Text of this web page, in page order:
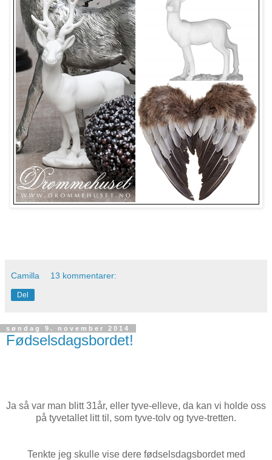
Camilla 13 kommentarer:
Del
søndag 9. november 2014
Fødselsdagsbordet!
Ja så var man blitt 31år, eller tyve-elleve, da kan vi holde oss
på tyvetallet litt til, som tyve-tolv og tyve-tretten.
Tenkte jeg skulle vise dere fødselsdagsbordet med